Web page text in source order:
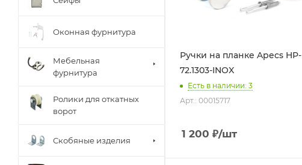
Ручки на планке Apecs HP-
72.1303-INOX
Есть в наличии: 3
Арт.: 00015717
1 200 ₽/шт
Оконная фурнитура
Мебельная
фурнитура
Ролики для откатных
ворот
Скобяные изделия